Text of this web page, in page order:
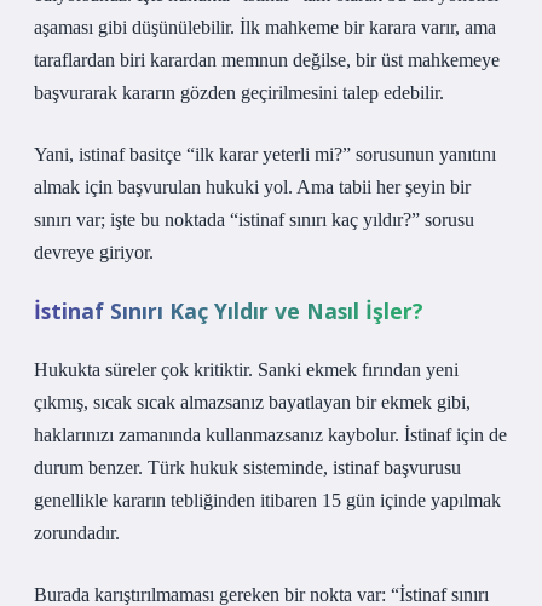
aşaması gibi düşünülebilir. İlk mahkeme bir karara varır, ama
taraflardan biri karardan memnun değilse, bir üst mahkemeye
başvurarak kararın gözden geçirilmesini talep edebilir.
Yani, istinaf basitçe “ilk karar yeterli mi?” sorusunun yanıtını
almak için başvurulan hukuki yol. Ama tabii her şeyin bir
sınırı var; işte bu noktada “istinaf sınırı kaç yıldır?” sorusu
devreye giriyor.
İstinaf Sınırı Kaç Yıldır ve Nasıl İşler?
Hukukta süreler çok kritiktir. Sanki ekmek fırından yeni
çıkmış, sıcak sıcak almazsanız bayatlayan bir ekmek gibi,
haklarınızı zamanında kullanmazsanız kaybolur. İstinaf için de
durum benzer. Türk hukuk sisteminde, istinaf başvurusu
genellikle kararın tebliğinden itibaren 15 gün içinde yapılmak
zorundadır.
Burada karıştırılmaması gereken bir nokta var: “İstinaf sınırı